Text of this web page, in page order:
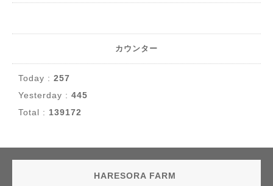
カウンター
Today : 257
Yesterday : 445
Total : 139172
HARESORA FARM